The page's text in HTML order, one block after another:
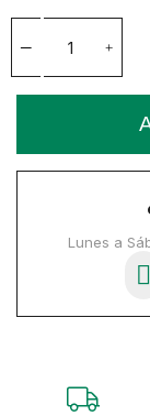
Lunes a